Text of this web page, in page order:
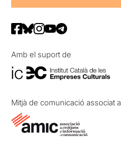
Amb el suport de
Mitjà de comunicació associat a